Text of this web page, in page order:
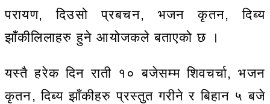
परायण, दिउसो प्रबचन, भजन कृतन, दिब्य
झाँकीलिलाहरु हुने आयोजकले बताएको छ ।
यस्तै हरेक दिन राती १० बजेसम्म शिवचर्चा, भजन
कृतन, दिब्य झाँकीहरु प्रस्तुत गरीने र बिहान ५ बजे